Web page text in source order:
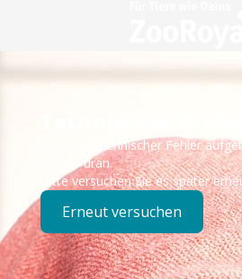
Technisches
Es ist ein technischer Fehler
bereits dran.
Bitte versuchen Sie es später
Erneut versuchen